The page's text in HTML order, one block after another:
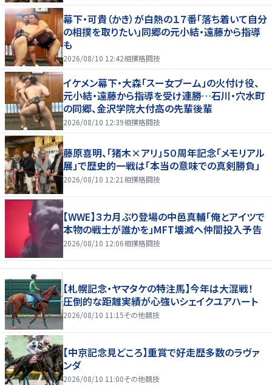
幕下・可貴（かき）が白熱の１７番「落ち着いて自分
の相撲を取りたい」同郷の元小結・遠藤から指導
も
2026/08/10 12:42相撲格闘技
イケメン幕下・大森「スー女ブーム」の火付け役、
元小結・遠藤から指導を受け連勝…石川・穴水町
の同郷、金沢学院大付高の先輩後輩
2026/08/10 12:39相撲格闘技
藤原喜明、「猪木×アリ」５０周年記念「メモリアル
展」で歴史的一戦は「本当の意味での真剣勝負」
2026/08/10 12:21 相撲格闘技
【WWE】３カ月ぶり登場の中邑真輔「俺とアイツで
本物の戦士が誰かを」MFT壊滅へ仲間投入予告
2026/08/10 12:06相撲格闘技
【札幌記念・ヤマタケの特注馬】今年は大混戦！
圧倒的な距離実績が心強いシェイクユアハート
2026/08/10 11:15その他競技
【中京記念見どころ】重賞で好走歴多数のラヴァ
ンダ
2026/08/10 11:00その他競技